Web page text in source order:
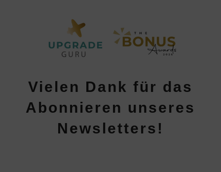
Vielen Dank für das
Abonnieren unseres
Newsletters!